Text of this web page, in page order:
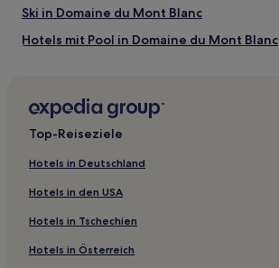
Ski in Domaine du Mont Blanc
Hotels mit Pool in Domaine du Mont Blanc
Familien in Nördliche Alpen
Ski in Nördliche Alpen
Hotels mit Küchenzeile in Nördliche Alpen
Haustierfreundliche in Sallanches
Top-Reiseziele
Hotels in Deutschland
Hotels in den USA
Hotels in Tschechien
Hotels in Österreich